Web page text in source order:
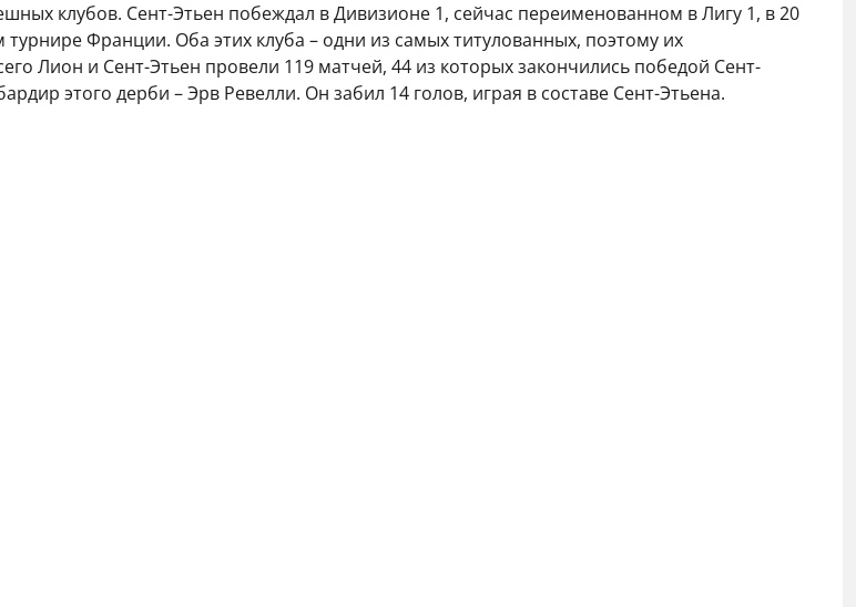
клубов. Сент-Этьен побеждал в Дивизионе 1, сейчас переименованном в Лигу 1, в 20
Франции. Оба этих клуба – одни из самых титулованных, поэтому их
Лион и Сент-Этьен провели 119 матчей, 44 из которых закончились победой Сент-
этого дерби – Эрв Ревелли. Он забил 14 голов, играя в составе Сент-Этьена.